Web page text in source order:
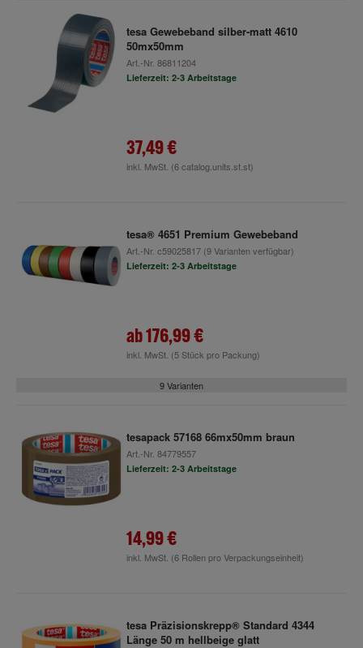
tesa Gewebeband silber-matt 4610
50mx50mm
Art.-Nr. 86811204
Lieferzeit: 2-3 Arbeitstage
37,49 €
inkl. MwSt. (6 catalog.units.st.st)
tesa® 4651 Premium Gewebeband
Art.-Nr. c59025817(9 Varianten verfügbar)
Lieferzeit: 2-3 Arbeitstage
ab176,99 €
inkl. MwSt. (5 Stück pro Packung)
9 Varianten
tesapack 57168 66mx50mm braun
Art.-Nr. 84779557
Lieferzeit: 2-3 Arbeitstage
14,99 €
inkl. MwSt. (6 Rollen pro Verpackungseinheit)
tesa Präzisionskrepp® Standard 4344
Länge 50 m hellbeige glatt